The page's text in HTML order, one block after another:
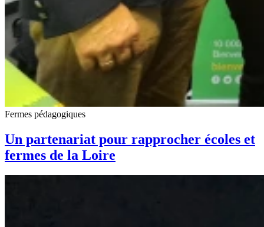
Fermes pédagogiques
Un partenariat pour rapprocher écoles et
fermes de la Loire